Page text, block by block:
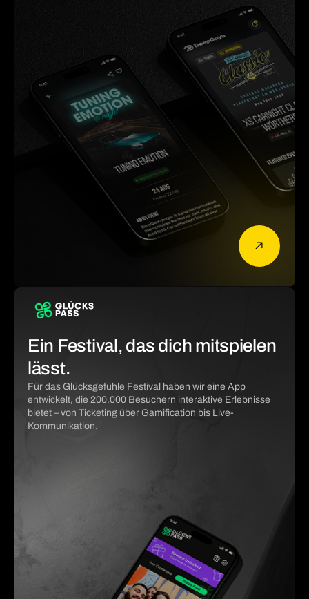
Ein Festival, das dich mitspielen
lässt.
Für das Glücksgefühle Festival haben wir eine App
entwickelt, die 200.000 Besuchern interaktive Erlebnisse
bietet – von Ticketing über Gamification bis Live-
Kommunikation.